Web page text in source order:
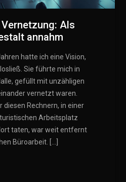
Als
annahm
hatte ich eine Vision,
Sie führte mich in
gefüllt mit unzähligen
vernetzt waren.
diesen Rechnern, in einer
Arbeitsplatz
taten, war weit entfernt
Büroarbeit. […]